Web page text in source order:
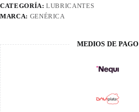
CATEGORÍA:LUBRICANTES
MARCA: GENÉRICA
MEDIOS DE PAGO